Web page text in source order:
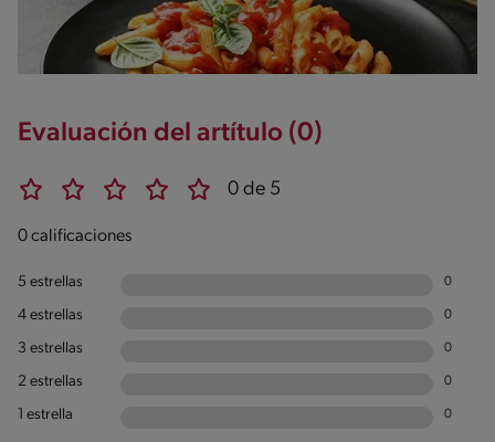
Evaluación del artítulo (0)
0 de 5
0 calificaciones
5 estrellas 0
4 estrellas 0
3 estrellas 0
2 estrellas 0
1 estrella 0